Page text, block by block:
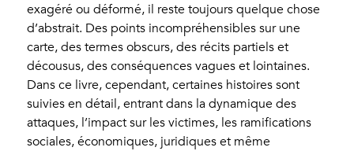
exagéré ou déformé, il reste toujours quelque chose
d’abstrait. Des points incompréhensibles sur une
carte, des termes obscurs, des récits partiels et
décousus, des conséquences vagues et lointaines.
Dans ce livre, cependant, certaines histoires sont
suivies en détail, entrant dans la dynamique des
attaques, l’impact sur les victimes, les ramifications
sociales, économiques, juridiques et même